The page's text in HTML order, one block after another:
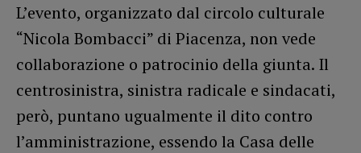
L’evento, organizzato dal circolo culturale
“Nicola Bombacci” di Piacenza, non vede
collaborazione o patrocinio della giunta. Il
centrosinistra, sinistra radicale e sindacati,
però, puntano ugualmente il dito contro
l’amministrazione, essendo la Casa delle